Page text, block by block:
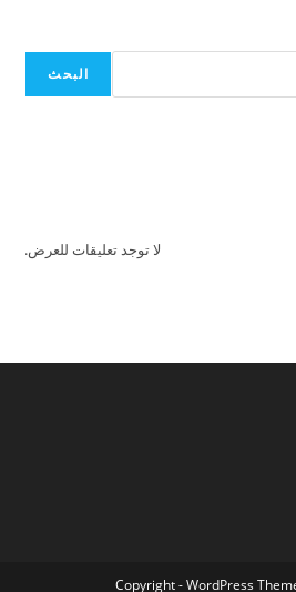
البحث
لا توجد تعليقات للعرض.
Copyright - WordPress